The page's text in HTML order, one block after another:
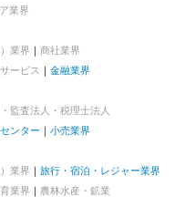
布師田駅、撫養駅、川原石
駅(広島県)、八本松駅、東福
、山口駅(山口県)、新南陽
高駅、五郎丸駅、苅田駅、
飯塚駅、橋本駅(福岡県)、貝
小倉駅、大塔駅、佐伯駅、豊
駅、朝地駅、バルーンさが
光の森駅、平成駅、西人吉
駅、米ノ津駅、古島駅、赤
、高鍋駅、三股駅、東旭川
海道)、根室駅、新川駅(北
業界
業界
商社業界
ービス
金融業界
監査法人・税理士法人
ンター
小売業界
業界
旅行・宿泊・レジャー業界
業界
農林水産・鉱業